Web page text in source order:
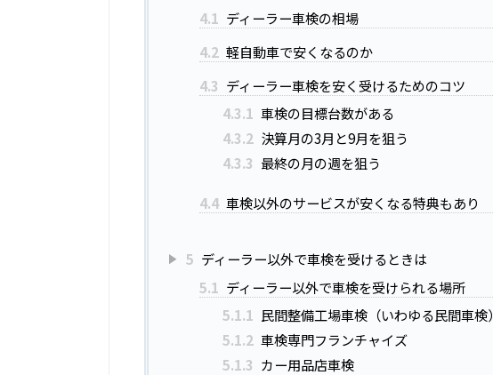
4.1 ディーラー車検の相場
4.2 軽自動車で安くなるのか
4.3 ディーラー車検を安く受けるためのコツ
4.3.1 車検の目標台数がある
4.3.2 決算月の3月と9月を狙う
4.3.3 最終の月の週を狙う
4.4 車検以外のサービスが安くなる特典もあり
5 ディーラー以外で車検を受けるときは
5.1 ディーラー以外で車検を受けられる場所
5.1.1 民間整備工場車検（いわゆる民間車検）
5.1.2 車検専門フランチャイズ
5.1.3 カー用品店車検